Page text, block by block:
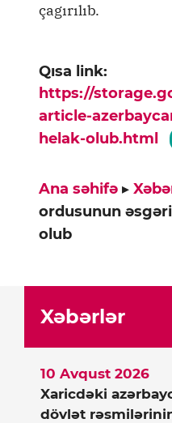
çagırılıb.
Qısa link:
https://
article-
helak-olub.html
Ana səhifə ▸
ordusunun
olub
Xəbərlər
Xaricdəki
dövlət
10 Avqust 2026